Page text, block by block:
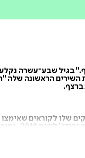
בגיל שבע־עשרה